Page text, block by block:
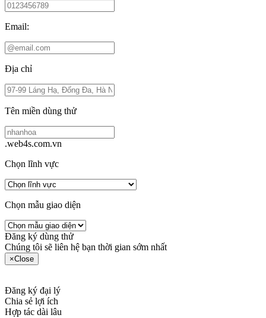
Email:
Địa chỉ
Tên miền dùng thử
.web4s.com.vn
Chọn lĩnh vực
Chọn mẫu giao diện
Đăng ký dùng thử
Chúng tôi sẽ liên hệ bạn thời gian sớm nhất
×Close
Đăng ký đại lý
Chia sẻ lợi ích
Hợp tác dài lâu